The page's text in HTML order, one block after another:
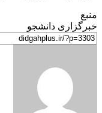
منبع
خبرگزاری دانشجو